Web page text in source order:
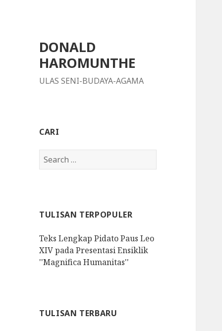
DONALD
HAROMUNTHE
ULAS SENI-BUDAYA-AGAMA
CARI
S
e
h
o
r
:
TULISAN TERPOPULER
Teks Lengkap Pidato Paus Leo
XIV pada Presentasi Ensiklik
''Magnifica Humanitas''
TULISAN TERBARU